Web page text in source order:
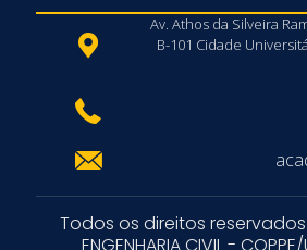
Av. Athos da Silveira
B-101 Cidade
Todos os direitos reservados